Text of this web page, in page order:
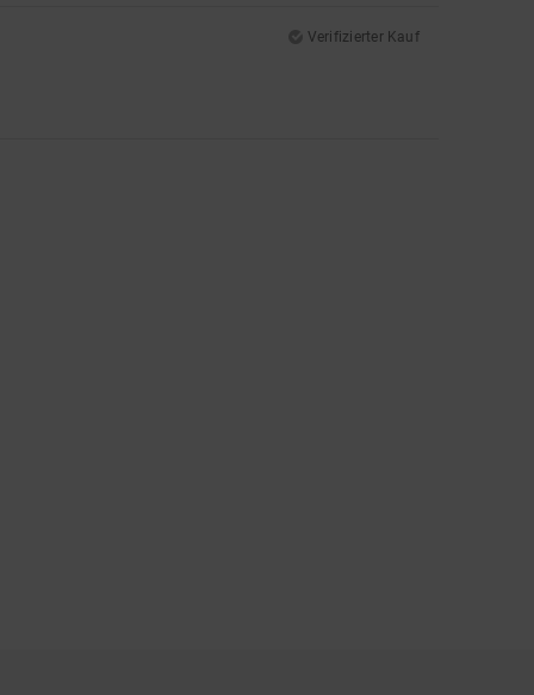
Verifizierter Kauf